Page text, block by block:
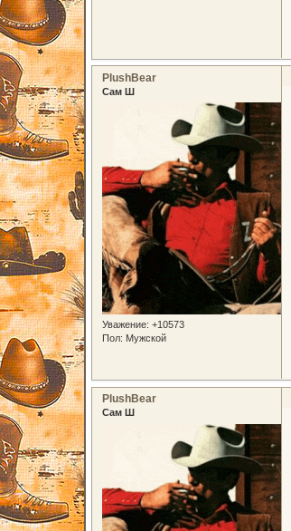
PlushBear
Сам Ш
Уважение: +10573
Пол: Мужской
PlushBear
Сам Ш